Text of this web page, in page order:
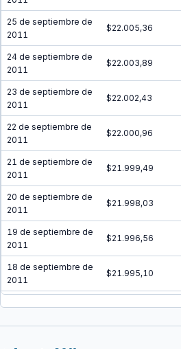
25 de septiembre de
2011
$22.005,36
24 de septiembre de
2011
$22.003,89
23 de septiembre de
2011
$22.002,43
22 de septiembre de
2011
$22.000,96
21 de septiembre de
2011
$21.999,49
20 de septiembre de
2011
$21.998,03
19 de septiembre de
2011
$21.996,56
18 de septiembre de
2011
$21.995,10
$21.993,64